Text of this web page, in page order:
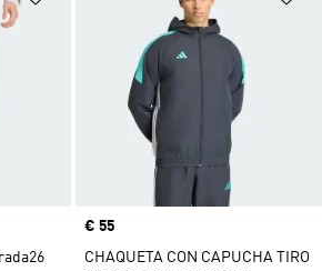
Precio
€ 55
CHAQUETA CON CAPUCHA TIRO